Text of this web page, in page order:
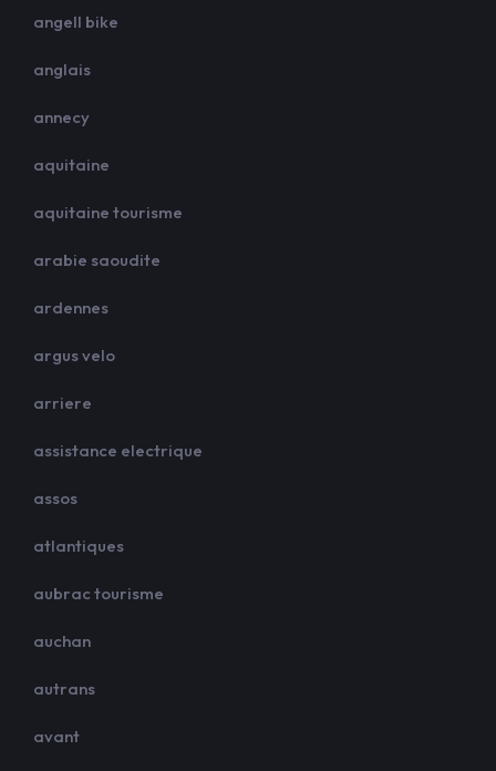
angell bike
anglais
annecy
aquitaine
aquitaine tourisme
arabie saoudite
ardennes
argus velo
arriere
assistance electrique
assos
atlantiques
aubrac tourisme
auchan
autrans
avant